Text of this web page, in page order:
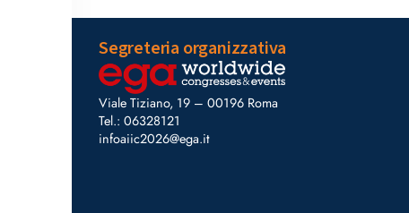
Segreteria organizzativa
Viale Tiziano, 19 – 00196 Roma
Tel.: 06328121
infoaiic2026@ega.it